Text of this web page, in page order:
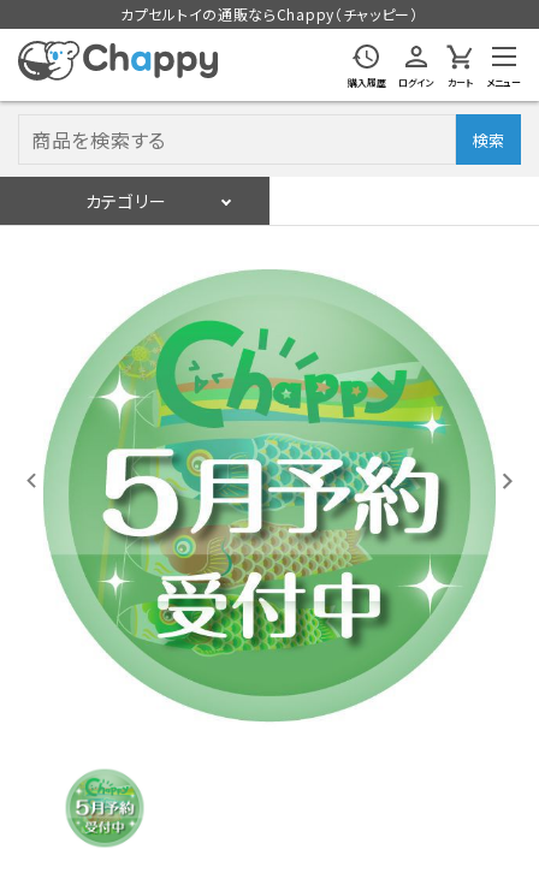
カプセルトイの通販ならChappy（チャッピー）
購入履歴 ログイン カート メニュー
検索
カテゴリー
入荷スケジュールをチェック
カプセルトイマシン本体
カプセルトイ
販促用空カプセル
レンタル
景品・玩具・文具
販促用カプセルトイ